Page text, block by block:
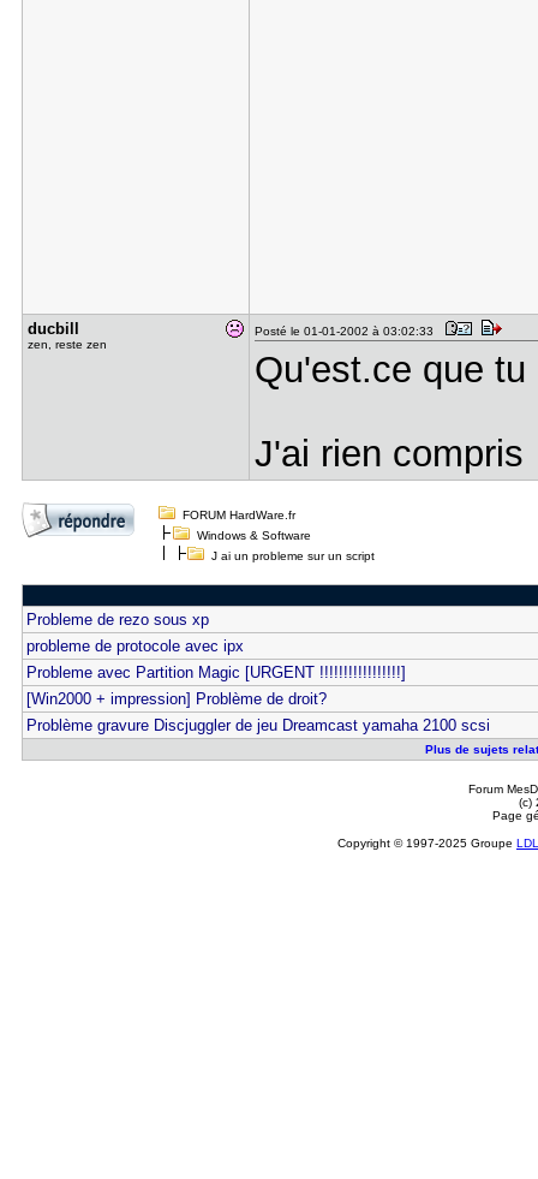
ducbill
zen, reste zen
Posté le 01-01-2002 à 03:02:33
Qu'est.ce que tu
J'ai rien
FORUM HardWare.fr
Windows & Software
J ai un probleme sur un script
Probleme de rezo sous xp
probleme de protocole avec ipx
Probleme avec Partition Magic [URGENT !!!!!!!!!!!!!!!!!]
[Win2000 + impression] Problème de droit?
Problème gravure Discjuggler de jeu Dreamcast yamaha 2100 scsi
Plus de sujets
Forum
(c)
Page
Copyright © 1997-2025 Groupe